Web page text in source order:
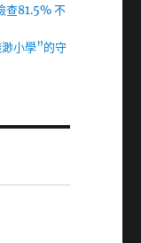
查81.5% 不
小學”的守